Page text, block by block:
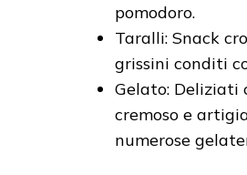
pomodoro.
Taralli: Snack
grissini conditi
Gelato: Deliziati
cremoso e
numerose